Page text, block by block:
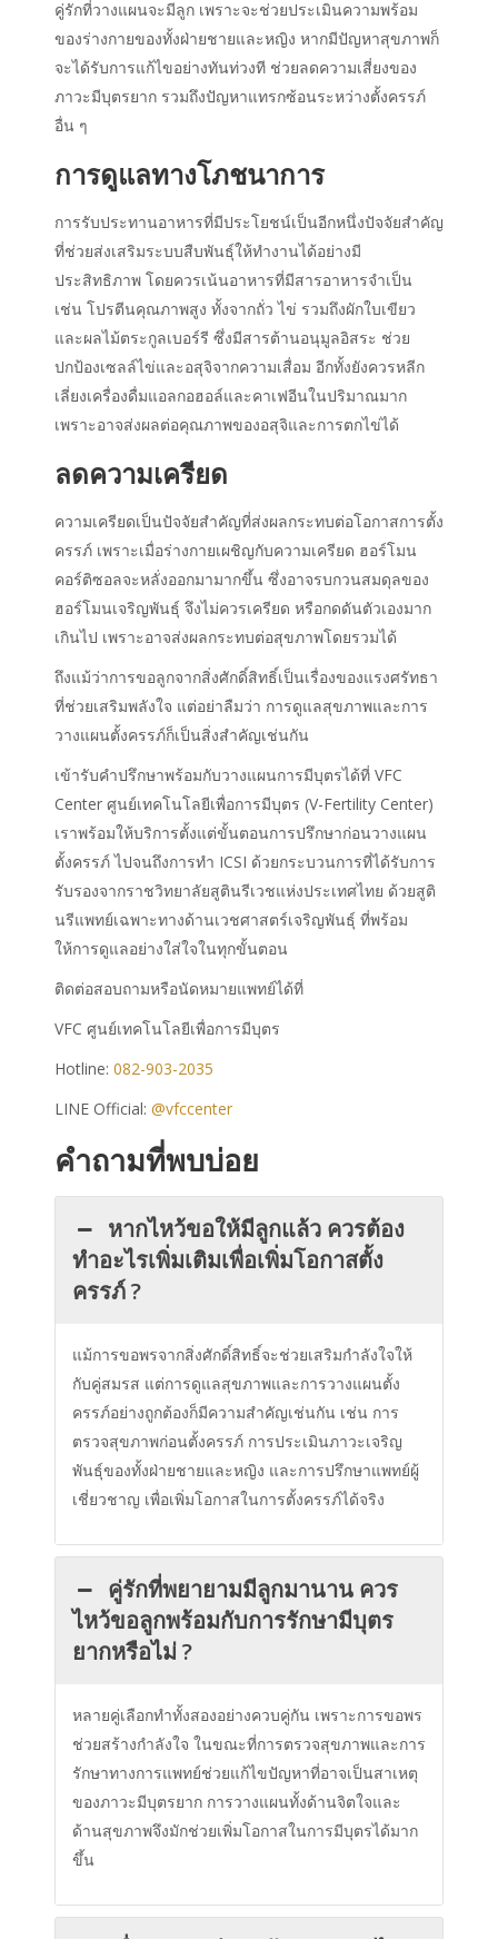
คู่รักที่วางแผนจะมีลูก เพราะจะช่วยประเมินความพร้อม
ของร่างกายของทั้งฝ่ายชายและหญิง หากมีปัญหาสุขภาพก็
จะได้รับการแก้ไขอย่างทันท่วงที ช่วยลดความเสี่ยงของ
ภาวะมีบุตรยาก รวมถึงปัญหาแทรกซ้อนระหว่างตั้งครรภ์
อื่น ๆ
การดูแลทางโภชนาการ
การรับประทานอาหารที่มีประโยชน์เป็นอีกหนึ่งปัจจัยสำคัญ
ที่ช่วยส่งเสริมระบบสืบพันธุ์ให้ทำงานได้อย่างมี
ประสิทธิภาพ โดยควรเน้นอาหารที่มีสารอาหารจำเป็น
เช่น โปรตีนคุณภาพสูง ทั้งจากถั่ว ไข่ รวมถึงผักใบเขียว
และผลไม้ตระกูลเบอร์รี ซึ่งมีสารต้านอนุมูลอิสระ ช่วย
ปกป้องเซลล์ไข่และอสุจิจากความเสื่อม อีกทั้งยังควรหลีก
เลี่ยงเครื่องดื่มแอลกอฮอล์และคาเฟอีนในปริมาณมาก
เพราะอาจส่งผลต่อคุณภาพของอสุจิและการตกไข่ได้
ลดความเครียด
ความเครียดเป็นปัจจัยสำคัญที่ส่งผลกระทบต่อโอกาสการตั้ง
ครรภ์ เพราะเมื่อร่างกายเผชิญกับความเครียด ฮอร์โมน
คอร์ติซอลจะหลั่งออกมามากขึ้น ซึ่งอาจรบกวนสมดุลของ
ฮอร์โมนเจริญพันธุ์ จึงไม่ควรเครียด หรือกดดันตัวเองมาก
เกินไป เพราะอาจส่งผลกระทบต่อสุขภาพโดยรวมได้
ถึงแม้ว่าการขอลูกจากสิ่งศักดิ์สิทธิ์เป็นเรื่องของแรงศรัทธา
ที่ช่วยเสริมพลังใจ แต่อย่าลืมว่า การดูแลสุขภาพและการ
วางแผนตั้งครรภ์ก็เป็นสิ่งสำคัญเช่นกัน
เข้ารับคำปรึกษาพร้อมกับวางแผนการมีบุตรได้ที่ VFC
Center ศูนย์เทคโนโลยีเพื่อการมีบุตร (V-Fertility Center)
เราพร้อมให้บริการตั้งแต่ขั้นตอนการปรึกษาก่อนวางแผน
ตั้งครรภ์ ไปจนถึงการทำ ICSI ด้วยกระบวนการที่ได้รับการ
รับรองจากราชวิทยาลัยสูตินรีเวชแห่งประเทศไทย ด้วยสูติ
นรีแพทย์เฉพาะทางด้านเวชศาสตร์เจริญพันธุ์ ที่พร้อม
ให้การดูแลอย่างใส่ใจในทุกขั้นตอน
ติดต่อสอบถามหรือนัดหมายแพทย์ได้ที่
VFC ศูนย์เทคโนโลยีเพื่อการมีบุตร
Hotline: 082-903-2035
LINE Official: @vfccenter
คำถามที่พบบ่อย
หากไหว้ขอให้มีลูกแล้ว ควรต้อง
ทำอะไรเพิ่มเติมเพื่อเพิ่มโอกาสตั้ง
ครรภ์ ?
แม้การขอพรจากสิ่งศักดิ์สิทธิ์จะช่วยเสริมกำลังใจให้
กับคู่สมรส แต่การดูแลสุขภาพและการวางแผนตั้ง
ครรภ์อย่างถูกต้องก็มีความสำคัญเช่นกัน เช่น การ
ตรวจสุขภาพก่อนตั้งครรภ์ การประเมินภาวะเจริญ
พันธุ์ของทั้งฝ่ายชายและหญิง และการปรึกษาแพทย์ผู้
เชี่ยวชาญ เพื่อเพิ่มโอกาสในการตั้งครรภ์ได้จริง
คู่รักที่พยายามมีลูกมานาน ควร
ไหว้ขอลูกพร้อมกับการรักษามีบุตร
ยากหรือไม่ ?
หลายคู่เลือกทำทั้งสองอย่างควบคู่กัน เพราะการขอพร
ช่วยสร้างกำลังใจ ในขณะที่การตรวจสุขภาพและการ
รักษาทางการแพทย์ช่วยแก้ไขปัญหาที่อาจเป็นสาเหตุ
ของภาวะมีบุตรยาก การวางแผนทั้งด้านจิตใจและ
ด้านสุขภาพจึงมักช่วยเพิ่มโอกาสในการมีบุตรได้มาก
ขึ้น